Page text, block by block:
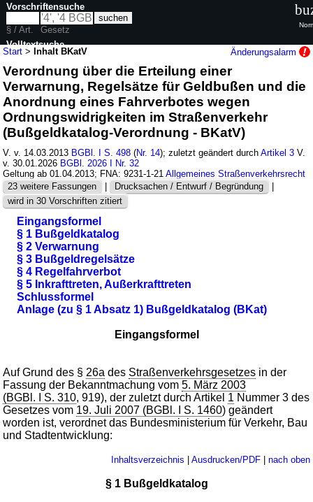
Start >Inhalt BKatV Änderungsalarm
Verordnung über die Erteilung einer
Verwarnung, Regelsätze für Geldbußen und die
Anordnung eines Fahrverbotes wegen
Ordnungswidrigkeiten im Straßenverkehr
(Bußgeldkatalog-Verordnung - BKatV)
V. v. 14.03.2013 BGBl. I S. 498 (Nr. 14); zuletzt geändert durchArtikel 3 V.
v. 30.01.2026 BGBl. 2026 I Nr. 32
Geltung ab 01.04.2013; FNA: 9231-1-21Allgemeines Straßenverkehrsrecht
23 weitere Fassungen
| Drucksachen / Entwurf / Begründung
|
wird in 30 Vorschriften zitiert
Eingangsformel
§ 1 Bußgeldkatalog
§ 2 Verwarnung
§ 3 Bußgeldregelsätze
§ 4 Regelfahrverbot
§ 5 Inkrafttreten, Außerkrafttreten
Schlussformel
Anlage (zu § 1 Absatz 1) Bußgeldkatalog (BKat)
Eingangsformel
Auf Grund des § 26a des Straßenverkehrsgesetzes in der
Fassung der Bekanntmachung vom5. März 2003
(BGBl. I S. 310, 919), der zuletzt durch Artikel 1 Nummer 3 des
Gesetzes vom 19. Juli 2007 (BGBl. I S. 1460) geändert
worden ist, verordnet das Bundesministerium für Verkehr, Bau
und Stadtentwicklung:
Inhaltsverzeichnis | Ausdrucken/PDF| nach oben
§ 1 Bußgeldkatalog
Vorschriftensuche
§ / Art.
Gesetz
Volltextsuche
nur in BKatV